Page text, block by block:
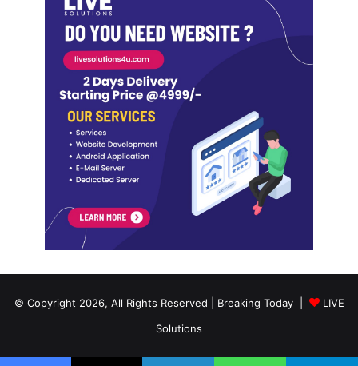
© Copyright 2026, All Rights Reserved | Breaking Today |
LIVE
Solutions